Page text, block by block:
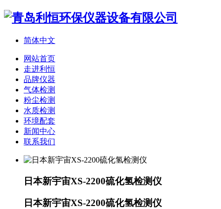
简体中文
网站首页
走进利恒
品牌仪器
气体检测
粉尘检测
水质检测
环境配套
新闻中心
联系我们
日本新宇宙XS-2200硫化氢检测仪
日本新宇宙XS-2200硫化氢检测仪